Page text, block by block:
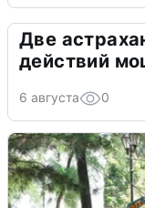
Две
действий
6 августа 0